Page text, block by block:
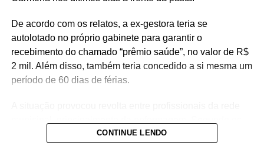
De acordo com os relatos, a ex-gestora teria se
autolotado no próprio gabinete para garantir o
recebimento do chamado “prêmio saúde”, no valor de R$
2 mil. Além disso, também teria concedido a si mesma um
período de 60 dias de férias.
denunciantes, a gestão costumava negar pedidos de
CONTINUE LENDO